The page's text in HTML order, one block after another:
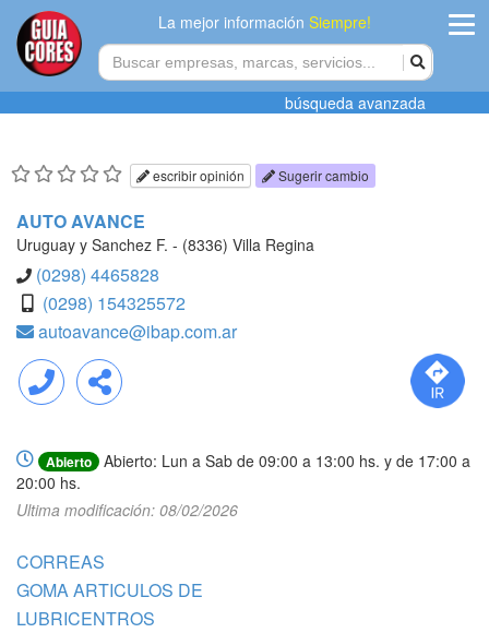
La mejor informaciónSiempre!
Agregar
Tiendacores
búsqueda avanzada
escribir opinión Sugerir cambio
AUTO AVANCE
Uruguay y Sanchez F. - (8336) Villa Regina
(0298) 4465828
(0298) 154325572
autoavance@ibap.com.ar
Llamar Compartir
Abierto
Abierto: Lun a Sab de 09:00 a 13:00 hs. y de 17:00 a
20:00 hs.
Ultima modificación: 08/02/2026
CORREAS
GOMA ARTICULOS DE
LUBRICENTROS